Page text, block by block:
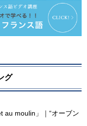
グ
au moulin」｜“オーブン